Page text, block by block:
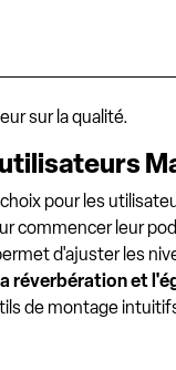
sur la qualité.
pour les
commencer leur
d'ajuster les
réverbération et
de montage